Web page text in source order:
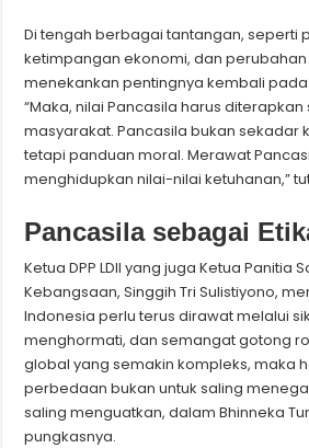
Di tengah berbagai tantangan, seperti
ketimpangan ekonomi, dan perubahan
menekankan pentingnya kembali
“Maka, nilai Pancasila harus
masyarakat. Pancasila bukan sekadar
tetapi panduan moral. Merawat
menghidupkan nilai-nilai ketuhanan,”
Pancasila sebagai
Ketua DPP LDII yang juga Ketua Panitia
Kebangsaan, Singgih Tri Sulistiyono,
Indonesia perlu terus dirawat melalui
menghormati, dan semangat gotong
global yang semakin kompleks, maka
perbedaan bukan untuk saling
saling menguatkan, dalam Bhinneka
pungkasnya.